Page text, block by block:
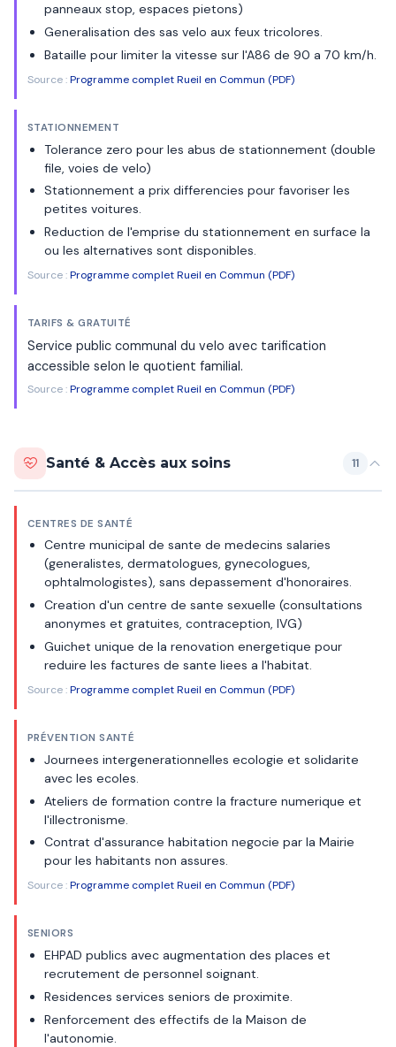
panneaux stop, espaces pietons)
Generalisation des sas velo aux feux tricolores.
Bataille pour limiter la vitesse sur l'A86 de 90 a 70 km/h.
Source :Programme complet Rueil en Commun (PDF)
STATIONNEMENT
Tolerance zero pour les abus de stationnement (double
file, voies de velo)
Stationnement a prix differencies pour favoriser les
petites voitures.
Reduction de l'emprise du stationnement en surface la
ou les alternatives sont disponibles.
Source :Programme complet Rueil en Commun (PDF)
TARIFS & GRATUITÉ
Service public communal du velo avec tarification
accessible selon le quotient familial.
Source :Programme complet Rueil en Commun (PDF)
Santé & Accès aux soins 11
CENTRES DE SANTÉ
Centre municipal de sante de medecins salaries
(generalistes, dermatologues, gynecologues,
ophtalmologistes), sans depassement d'honoraires.
Creation d'un centre de sante sexuelle (consultations
anonymes et gratuites, contraception, IVG)
Guichet unique de la renovation energetique pour
reduire les factures de sante liees a l'habitat.
Source :Programme complet Rueil en Commun (PDF)
PRÉVENTION SANTÉ
Journees intergenerationnelles ecologie et solidarite
avec les ecoles.
Ateliers de formation contre la fracture numerique et
l'illectronisme.
Contrat d'assurance habitation negocie par la Mairie
pour les habitants non assures.
Source :Programme complet Rueil en Commun (PDF)
SENIORS
EHPAD publics avec augmentation des places et
recrutement de personnel soignant.
Residences services seniors de proximite.
Renforcement des effectifs de la Maison de
l'autonomie.